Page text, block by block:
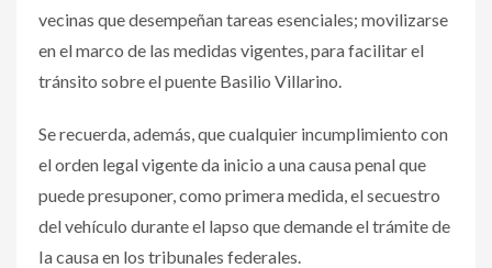
vecinas que desempeñan tareas esenciales; movilizarse
en el marco de las medidas vigentes, para facilitar el
tránsito sobre el puente Basilio Villarino.
Se recuerda, además, que cualquier incumplimiento con
el orden legal vigente da inicio a una causa penal que
puede presuponer, como primera medida, el secuestro
del vehículo durante el lapso que demande el trámite de
Ia causa en los tribunales federales.